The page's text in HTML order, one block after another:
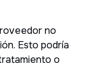
no
Esto podría
o